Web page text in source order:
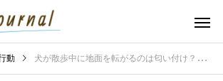
動 犬が散歩中に地面を転がるのは匂い付け？本能的な行動の理由を解明する